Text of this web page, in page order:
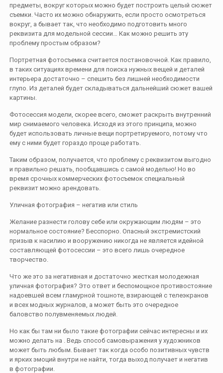
предметы, вокруг которых можно будет построить целый сюжет
съемки. Часто их можно обнаружить, если просто осмотреться
вокруг, а бывает так, что необходимо подготовить много
реквизита для модельной сессии… Как можно решить эту
проблему простым образом?
Портретная фотосъемка считается постановочной. Как правило,
в таких ситуациях времени для поиска нужных вещей и деталей
интерьера достаточно – спешить без лишней необходимости
глупо. Из деталей будет складываться дальнейший сюжет вашей
картины.
Фотосессия модели, скорее всего, сможет раскрыть внутренний
мир снимаемого человека. Исходя из этого принципа, можно
будет использовать личные вещи портретируемого, потому что
ему с ними будет гораздо проще работать.
Таким образом, получается, что проблему с реквизитом выгодно
и правильно решать, пообщавшись с самой моделью! Но во
время срочных коммерческих фотосъемок специальный
реквизит можно арендовать.
Уличная фотография – негатив или стиль
Желание разнести голову себе или окружающим людям – это
нормальное состояние? Бесспорно. Опасный экстремистский
призыв к насилию и вооружению никогда не является идейной
составляющей фотосессии – это всего лишь очередное
творчество.
Что же это за негативная и достаточно жесткая молодежная
уличная фотография? Это ответ и беспомощное противостояние
надоевшей всем гламурной тошноте, взирающей с телеэкранов
и всех модных журналов, а может быть это очередное
баловство полувменяемых людей.
Но как бы там ни было такие фотографии сейчас интересны и их
можно делать на . Ведь способ самовыражения у художников
может быть любым. Бывает так когда особо позитивных чувств
и ярких эмоций внутри не найти, тогда выход получает и негатив
в фотографии.